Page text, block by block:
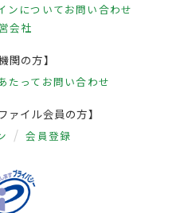
ンについてお問い合わせ
会社
関の方】
たって お問い合わせ
ァイル会員の方】
会員登録